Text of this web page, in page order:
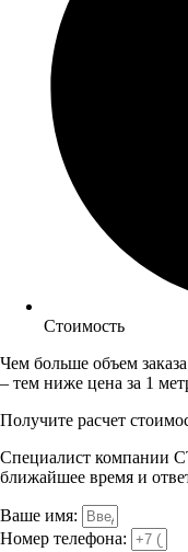
Стоимость
Чем больше объем заказа
– тем ниже цена за 1
Получите расчет
Специалист компании
ближайшее время и
Ваше имя:
Номер телефона: